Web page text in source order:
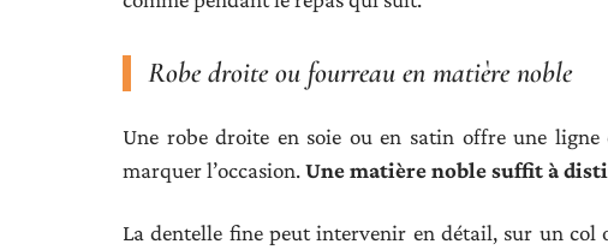
Robe droite ou fourreau en matière noble
Une robe droite en soie ou en satin offre une
marquer l’occasion.Une matière noble suffit à
La dentelle fine peut intervenir en détail, sur un col